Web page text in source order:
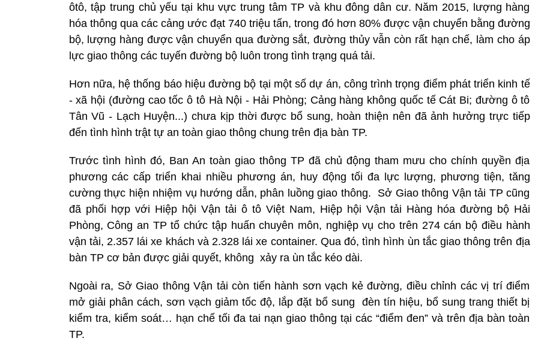
ôtô, tập trung chủ yếu tại khu vực trung tâm TP và khu đông dân cư. Năm 2015, lượng hàng
hóa thông qua các cảng ước đạt 740 triệu tấn, trong đó hơn 80% được vận chuyển bằng đường
bộ, lượng hàng được vận chuyển qua đường sắt, đường thủy vẫn còn rất hạn chế, làm cho áp
lực giao thông các tuyến đường bộ luôn trong tình trạng quá tải.
Hơn nữa, hệ thống báo hiệu đường bộ tại một số dự án, công trình trọng điểm phát triển kinh tế
- xã hội (đường cao tốc ô tô Hà Nội - Hải Phòng; Cảng hàng không quốc tế Cát Bi; đường ô tô
Tân Vũ - Lạch Huyện...) chưa kịp thời được bổ sung, hoàn thiện nên đã ảnh hưởng trực tiếp
đến tình hình trật tự an toàn giao thông chung trên địa bàn TP.
Trước tình hình đó, Ban An toàn giao thông TP đã chủ động tham mưu cho chính quyền địa
phương các cấp triển khai nhiều phương án, huy động tối đa lực lượng, phương tiện, tăng
cường thực hiện nhiệm vụ hướng dẫn, phân luồng giao thông. Sở Giao thông Vận tải TP cũng
đã phối hợp với Hiệp hội Vận tải ô tô Việt Nam, Hiệp hội Vận tải Hàng hóa đường bộ Hải
Phòng, Công an TP tổ chức tập huấn chuyên môn, nghiệp vụ cho trên 274 cán bộ điều hành
vận tải, 2.357 lái xe khách và 2.328 lái xe container. Qua đó, tình hình ùn tắc giao thông trên địa
bàn TP cơ bản được giải quyết, không xảy ra ùn tắc kéo dài.
Ngoài ra, Sở Giao thông Vận tải còn tiến hành sơn vạch kẻ đường, điều chỉnh các vị trí điểm
mở giải phân cách, sơn vạch giảm tốc độ, lắp đặt bổ sung đèn tín hiệu, bổ sung trang thiết bị
kiểm tra, kiểm soát… hạn chế tối đa tai nạn giao thông tại các “điểm đen” và trên địa bàn toàn
TP.